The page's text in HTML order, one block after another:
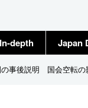
In-depth Japan
事後説明 国会空転の